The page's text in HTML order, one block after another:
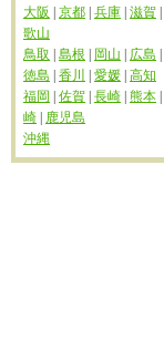
大阪
京都 兵庫 滋賀
歌山
鳥取
島根 岡山 広島
徳島
香川 愛媛 高知
福岡
佐賀 長崎 熊本
崎
鹿児島
沖縄